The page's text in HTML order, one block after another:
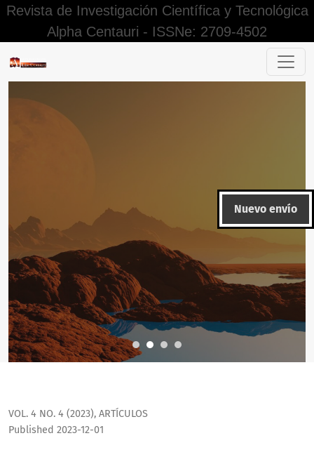
Revista de Investigación Científica y Tecnológica
Alpha Centauri - ISSNe: 2709-4502
The Enhancement of the General Law of Land
Nuevo envío
VOL. 4 NO. 4 (2023), ARTÍCULOS
Published 2023-12-01